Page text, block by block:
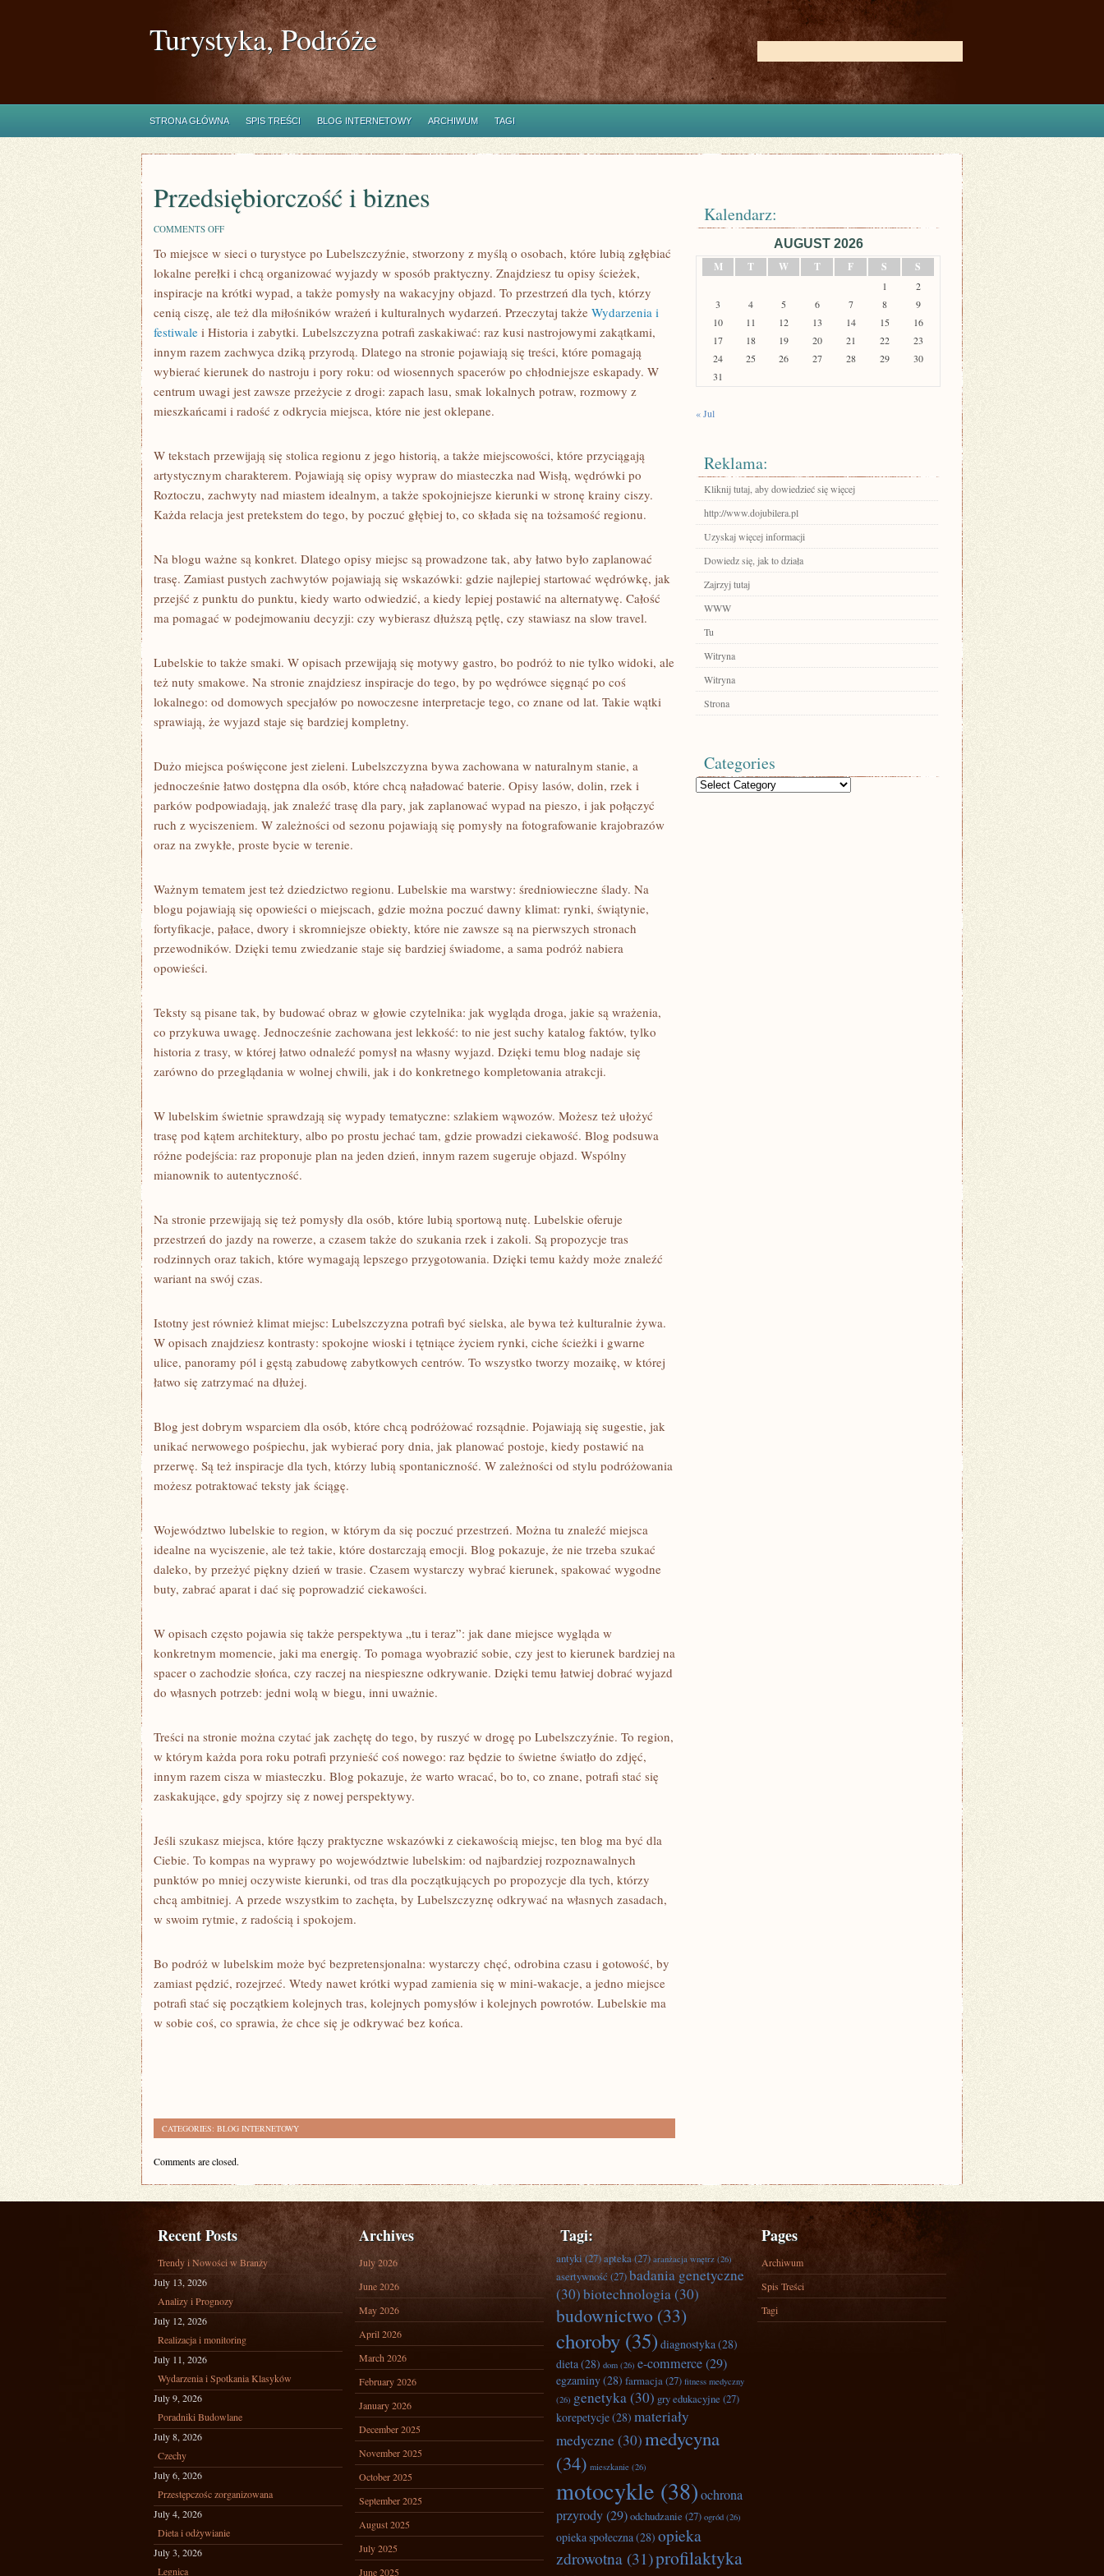
Turystyka, Podróże
STRONA GŁÓWNA SPIS TREŚCI BLOG INTERNETOWY ARCHIWUM TAGI
Przedsiębiorczość i biznes
COMMENTS OFFON
I
To miejsce w sieci o turystyce po Lubelszczyźnie, stworzony z myślą o osobach, które lubią zgłębiać
lokalne perełki i chcą organizować wyjazdy w sposób praktyczny. Znajdziesz tu opisy ścieżek,
inspiracje na krótki wypad, a także pomysły na wakacyjny objazd. To przestrzeń dla tych, którzy
cenią ciszę, ale też dla miłośników wrażeń i kulturalnych wydarzeń. Przeczytaj także Wydarzenia i
festiwale i Historia i zabytki. Lubelszczyzna potrafi zaskakiwać: raz kusi nastrojowymi zakątkami,
innym razem zachwyca dziką przyrodą. Dlatego na stronie pojawiają się treści, które pomagają
wybierać kierunek do nastroju i pory roku: od wiosennych spacerów po chłodniejsze eskapady. W
centrum uwagi jest zawsze przeżycie z drogi: zapach lasu, smak lokalnych potraw, rozmowy z
mieszkańcami i radość z odkrycia miejsca, które nie jest oklepane.
W tekstach przewijają się stolica regionu z jego historią, a także miejscowości, które przyciągają
artystycznym charakterem. Pojawiają się opisy wypraw do miasteczka nad Wisłą, wędrówki po
Roztoczu, zachwyty nad miastem idealnym, a także spokojniejsze kierunki w stronę krainy ciszy.
Każda relacja jest pretekstem do tego, by poczuć głębiej to, co składa się na tożsamość regionu.
Na blogu ważne są konkret. Dlatego opisy miejsc są prowadzone tak, aby łatwo było zaplanować
trasę. Zamiast pustych zachwytów pojawiają się wskazówki: gdzie najlepiej startować wędrówkę, jak
przejść z punktu do punktu, kiedy warto odwiedzić, a kiedy lepiej postawić na alternatywę. Całość
ma pomagać w podejmowaniu decyzji: czy wybierasz dłuższą pętlę, czy stawiasz na slow travel.
Lubelskie to także smaki. W opisach przewijają się motywy gastro, bo podróż to nie tylko widoki, ale
też nuty smakowe. Na stronie znajdziesz inspiracje do tego, by po wędrówce sięgnąć po coś
lokalnego: od domowych specjałów po nowoczesne interpretacje tego, co znane od lat. Takie wątki
sprawiają, że wyjazd staje się bardziej kompletny.
Dużo miejsca poświęcone jest zieleni. Lubelszczyzna bywa zachowana w naturalnym stanie, a
jednocześnie łatwo dostępna dla osób, które chcą naładować baterie. Opisy lasów, dolin, rzek i
parków podpowiadają, jak znaleźć trasę dla pary, jak zaplanować wypad na pieszo, i jak połączyć
ruch z wyciszeniem. W zależności od sezonu pojawiają się pomysły na fotografowanie krajobrazów
oraz na zwykłe, proste bycie w terenie.
Ważnym tematem jest też dziedzictwo regionu. Lubelskie ma warstwy: średniowieczne ślady. Na
blogu pojawiają się opowieści o miejscach, gdzie można poczuć dawny klimat: rynki, świątynie,
fortyfikacje, pałace, dwory i skromniejsze obiekty, które nie zawsze są na pierwszych stronach
przewodników. Dzięki temu zwiedzanie staje się bardziej świadome, a sama podróż nabiera
opowieści.
Teksty są pisane tak, by budować obraz w głowie czytelnika: jak wygląda droga, jakie są wrażenia,
co przykuwa uwagę. Jednocześnie zachowana jest lekkość: to nie jest suchy katalog faktów, tylko
historia z trasy, w której łatwo odnaleźć pomysł na własny wyjazd. Dzięki temu blog nadaje się
zarówno do przeglądania w wolnej chwili, jak i do konkretnego kompletowania atrakcji.
W lubelskim świetnie sprawdzają się wypady tematyczne: szlakiem wąwozów. Możesz też ułożyć
trasę pod kątem architektury, albo po prostu jechać tam, gdzie prowadzi ciekawość. Blog podsuwa
różne podejścia: raz proponuje plan na jeden dzień, innym razem sugeruje objazd. Wspólny
mianownik to autentyczność.
Na stronie przewijają się też pomysły dla osób, które lubią sportową nutę. Lubelskie oferuje
przestrzeń do jazdy na rowerze, a czasem także do szukania rzek i zakoli. Są propozycje tras
rodzinnych oraz takich, które wymagają lepszego przygotowania. Dzięki temu każdy może znaleźć
wariant na swój czas.
Istotny jest również klimat miejsc: Lubelszczyzna potrafi być sielska, ale bywa też kulturalnie żywa.
W opisach znajdziesz kontrasty: spokojne wioski i tętniące życiem rynki, ciche ścieżki i gwarne
ulice, panoramy pól i gęstą zabudowę zabytkowych centrów. To wszystko tworzy mozaikę, w której
łatwo się zatrzymać na dłużej.
Blog jest dobrym wsparciem dla osób, które chcą podróżować rozsądnie. Pojawiają się sugestie, jak
unikać nerwowego pośpiechu, jak wybierać pory dnia, jak planować postoje, kiedy postawić na
przerwę. Są też inspiracje dla tych, którzy lubią spontaniczność. W zależności od stylu podróżowania
możesz potraktować teksty jak ściągę.
Województwo lubelskie to region, w którym da się poczuć przestrzeń. Można tu znaleźć miejsca
idealne na wyciszenie, ale też takie, które dostarczają emocji. Blog pokazuje, że nie trzeba szukać
daleko, by przeżyć piękny dzień w trasie. Czasem wystarczy wybrać kierunek, spakować wygodne
buty, zabrać aparat i dać się poprowadzić ciekawości.
W opisach często pojawia się także perspektywa „tu i teraz”: jak dane miejsce wygląda w
konkretnym momencie, jaki ma energię. To pomaga wyobrazić sobie, czy jest to kierunek bardziej na
spacer o zachodzie słońca, czy raczej na niespieszne odkrywanie. Dzięki temu łatwiej dobrać wyjazd
do własnych potrzeb: jedni wolą w biegu, inni uważnie.
Treści na stronie można czytać jak zachętę do tego, by ruszyć w drogę po Lubelszczyźnie. To region,
w którym każda pora roku potrafi przynieść coś nowego: raz będzie to świetne światło do zdjęć,
innym razem cisza w miasteczku. Blog pokazuje, że warto wracać, bo to, co znane, potrafi stać się
zaskakujące, gdy spojrzy się z nowej perspektywy.
Jeśli szukasz miejsca, które łączy praktyczne wskazówki z ciekawością miejsc, ten blog ma być dla
Ciebie. To kompas na wyprawy po województwie lubelskim: od najbardziej rozpoznawalnych
punktów po mniej oczywiste kierunki, od tras dla początkujących po propozycje dla tych, którzy
chcą ambitniej. A przede wszystkim to zachęta, by Lubelszczyznę odkrywać na własnych zasadach,
w swoim rytmie, z radością i spokojem.
Bo podróż w lubelskim może być bezpretensjonalna: wystarczy chęć, odrobina czasu i gotowość, by
zamiast pędzić, rozejrzeć. Wtedy nawet krótki wypad zamienia się w mini-wakacje, a jedno miejsce
potrafi stać się początkiem kolejnych tras, kolejnych pomysłów i kolejnych powrotów. Lubelskie ma
w sobie coś, co sprawia, że chce się je odkrywać bez końca.
CATEGORIES: BLOG INTERNETOWY
Comments are closed.
Kalendarz:
AUGUST 2026
M
T W T F S S
1
2
3
4 5 6 7 8
9
10
11 12 13 14 15
16
17
18 19 20 21 22
23
24
25 26 27 28 29
30
31
« Jul
Reklama:
Kliknij tutaj, aby dowiedzieć się więcej
http://www.dojubilera.pl
Uzyskaj więcej informacji
Dowiedz się, jak to działa
Zajrzyj tutaj
WWW
Tu
Witryna
Witryna
Strona
Categories
Categories
Recent Posts
Trendy i Nowości w Branży
July 13, 2026
Analizy i Prognozy
July 12, 2026
Realizacja i monitoring
July 11, 2026
Wydarzenia i Spotkania Klasyków
July 9, 2026
Poradniki Budowlane
July 8, 2026
Czechy
July 6, 2026
Przestępczośc zorganizowana
July 4, 2026
Dieta i odżywianie
July 3, 2026
Legnica
Archives
July 2026
June 2026
May 2026
April 2026
March 2026
February 2026
January 2026
December 2025
November 2025
October 2025
September 2025
August 2025
July 2025
June 2025
Tagi:
antyki(27)apteka(27) aranżacja wnętrz (26)
asertywność (27)badania genetyczne
(30)biotechnologia(30)
budownictwo (33)
choroby (35) diagnostyka(28)
dieta(28) dom (26) e-commerce(29)
egzaminy(28) farmacja(27) fitness medyczny
(26) genetyka(30) gry edukacyjne (27)
korepetycje(28) materiały
medyczne (30)medycyna
(34) mieszkanie (26)
motocykle (38)ochrona
przyrody(29)odchudzanie (27) ogród (26)
opieka społeczna(28) opieka
zdrowotna (31)profilaktyka
Pages
Archiwum
Spis Treści
Tagi